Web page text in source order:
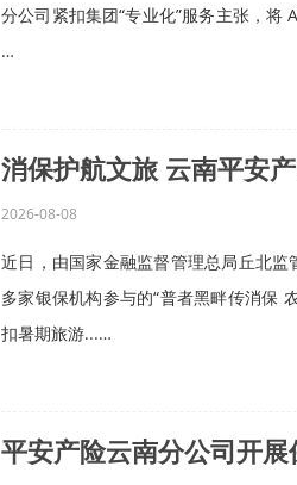
分公司紧扣集团“专业化”服务主张，将
…
消保护航文旅 云南平安
2026-08-08
近日，由国家金融监督管理总局丘北
多家银保机构参与的“普者黑畔传消保
扣暑期旅游...…
平安产险云南分公司开